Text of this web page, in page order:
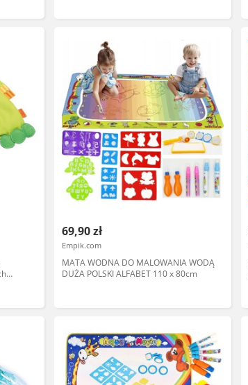
ogrodowego, łącznie z łatkami
69,90 zł
Empik.com
MATA WODNA DO MALOWANIA WODĄ
DUŻA POLSKI ALFABET 110 x 80cm